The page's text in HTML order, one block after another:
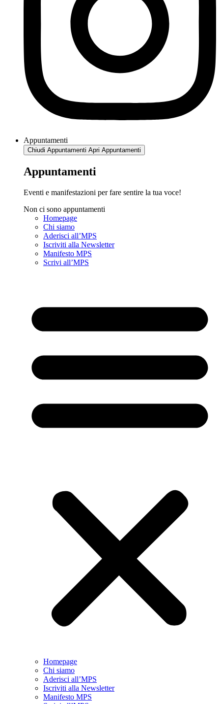
Appuntamenti
Chiudi Appuntamenti Apri Appuntamenti
Appuntamenti
Eventi e manifestazioni per fare sentire la tua voce!
Non ci sono appuntamenti
Homepage
Chi siamo
Aderisci all’MPS
Iscriviti alla Newsletter
Manifesto MPS
Scrivi all’MPS
Homepage
Chi siamo
Aderisci all’MPS
Iscriviti alla Newsletter
Manifesto MPS